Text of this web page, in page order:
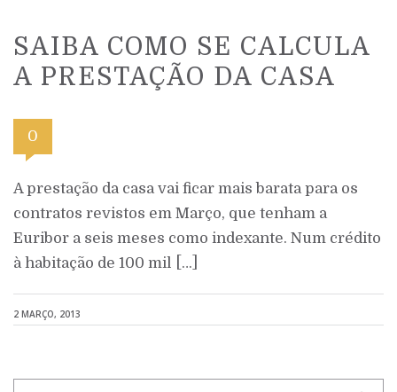
SAIBA COMO SE CALCULA
A PRESTAÇÃO DA CASA
0
A prestação da casa vai ficar mais barata para os
contratos revistos em Março, que tenham a
Euribor a seis meses como indexante. Num crédito
à habitação de 100 mil […]
2 MARÇO, 2013